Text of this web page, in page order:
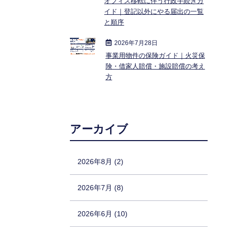
イド｜登記以外にやる届出の一覧
と順序
2026年7月28日
事業用物件の保険ガイド｜火災保
険・借家人賠償・施設賠償の考え
方
アーカイブ
2026年8月 (2)
2026年7月 (8)
2026年6月 (10)